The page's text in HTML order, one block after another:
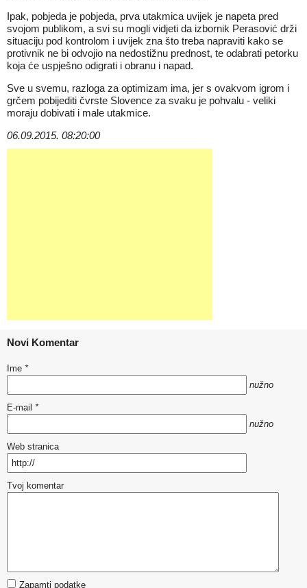
Ipak, pobjeda je pobjeda, prva utakmica uvijek je napeta pred
svojom publikom, a svi su mogli vidjeti da izbornik Perasović drži
situaciju pod kontrolom i uvijek zna što treba napraviti kako se
protivnik ne bi odvojio na nedostižnu prednost, te odabrati petorku
koja će uspješno odigrati i obranu i napad.
Sve u svemu, razloga za optimizam ima, jer s ovakvom igrom i
grčem pobijediti čvrste Slovence za svaku je pohvalu - veliki
moraju dobivati i male utakmice.
06.09.2015. 08:20:00
Novi Komentar
Ime *
nužno
E-mail *
nužno
Web stranica
Tvoj komentar
Zapamti podatke